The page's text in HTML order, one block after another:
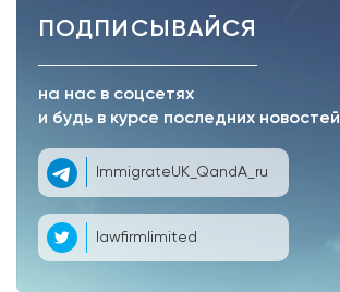
ПОДПИСЫВАЙСЯ
на нас в соцсетях
и будь в курсе последних новостей
ImmigrateUK_QandA_ru
lawfirmlimited